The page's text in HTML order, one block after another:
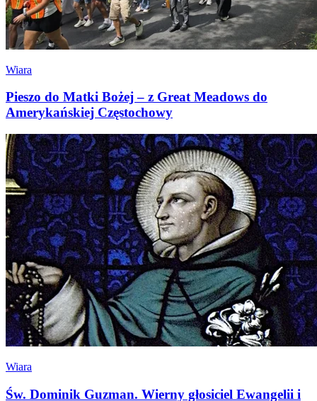
Wiara
Pieszo do Matki Bożej – z Great Meadows do
Amerykańskiej Częstochowy
Wiara
Św. Dominik Guzman. Wierny głosiciel Ewangelii i